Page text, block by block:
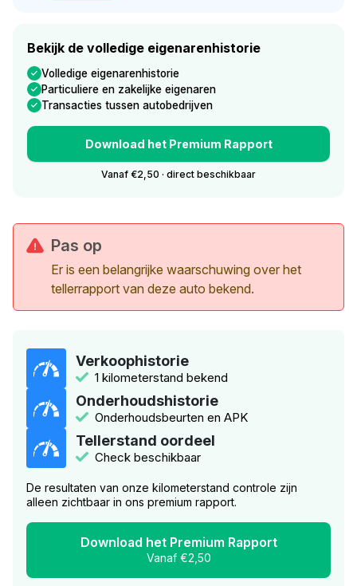
Bekijk de volledige eigenarenhistorie
Volledige eigenarenhistorie
Particuliere en zakelijke eigenaren
Transacties tussen autobedrijven
Download het Premium Rapport
Vanaf €2,50 · direct beschikbaar
Pas op
Er is een belangrijke waarschuwing over het
tellerrapport van deze auto bekend.
Verkoophistorie
1 kilometerstand bekend
Onderhoudshistorie
Onderhoudsbeurten en APK
Tellerstand oordeel
Check beschikbaar
De resultaten van onze kilometerstand controle zijn
alleen zichtbaar in ons premium rapport.
Download het Premium Rapport
Vanaf €2,50